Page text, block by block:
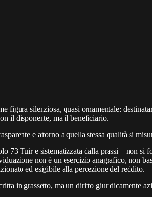
figura silenziosa, quasi ornamentale:
il disponente, ma il beneficiario.
e attorno a quella stessa qualità si
73 Tuir e sistematizzata dalla prassi – non
non è un esercizio anagrafico, non
ed esigibile alla percezione del reddito.
in grassetto, ma un diritto giuridicamente